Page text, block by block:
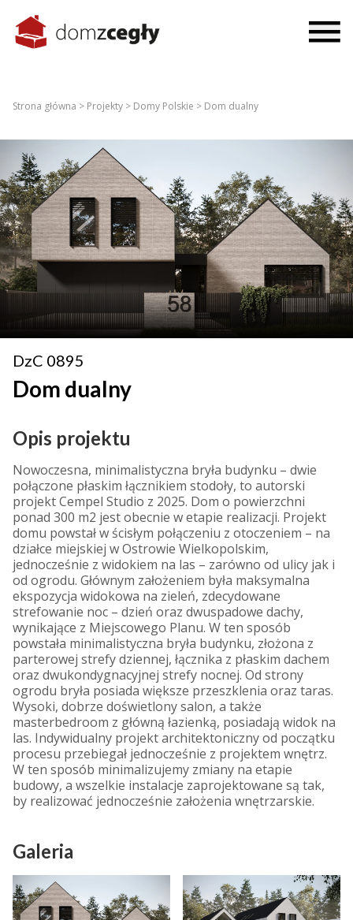
Strona główna > Projekty > Domy Polskie > Dom dualny
DzC 0895
Dom dualny
Opis projektu
Nowoczesna, minimalistyczna bryła budynku – dwie
połączone płaskim łącznikiem stodoły, to autorski
projekt Cempel Studio z 2025. Dom o powierzchni
ponad 300 m2 jest obecnie w etapie realizacji. Projekt
domu powstał w ścisłym połączeniu z otoczeniem – na
działce miejskiej w Ostrowie Wielkopolskim,
jednocześnie z widokiem na las – zarówno od ulicy jak i
od ogrodu. Głównym założeniem była maksymalna
ekspozycja widokowa na zieleń, zdecydowane
strefowanie noc – dzień oraz dwuspadowe dachy,
wynikające z Miejscowego Planu. W ten sposób
powstała minimalistyczna bryła budynku, złożona z
parterowej strefy dziennej, łącznika z płaskim dachem
oraz dwukondygnacyjnej strefy nocnej. Od strony
ogrodu bryła posiada większe przeszklenia oraz taras.
Wysoki, dobrze doświetlony salon, a także
masterbedroom z główną łazienką, posiadają widok na
las. Indywidualny projekt architektoniczny od początku
procesu przebiegał jednocześnie z projektem wnętrz.
W ten sposób minimalizujemy zmiany na etapie
budowy, a wszelkie instalacje zaprojektowane są tak,
by realizować jednocześnie założenia wnętrzarskie.
Galeria